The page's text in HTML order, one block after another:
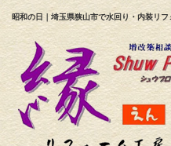
昭和の日｜埼玉県狭山市で水回り・内装リフ